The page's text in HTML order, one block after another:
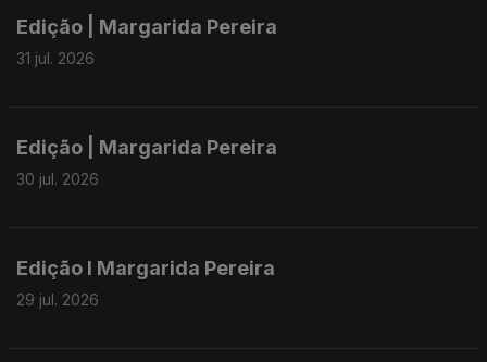
Edição | Margarida Pereira
31 jul. 2026
Edição | Margarida Pereira
30 jul. 2026
Edição I Margarida Pereira
29 jul. 2026